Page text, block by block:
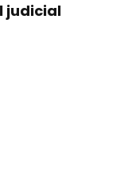
judicial